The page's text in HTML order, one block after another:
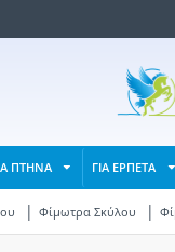
ΠΤΗΝΑ ΓΙΑ ΕΡΠΕΤΑ
Φίμωτρα Σκύλου